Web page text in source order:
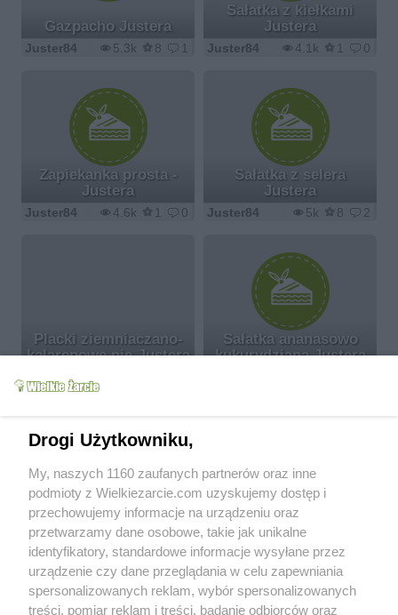
Gazpacho Justera
5.3k 8 1
Juster84
Sałatka z kiełkami
Justera
4.1k 1 0
Juster84
Zapiekanka prosta -
Justera
4.6k 1 0
Juster84
Sałatka z selera
Justera
5k 8 2
Juster84
Placki ziemniaczano-
kalarepowe nie-Justera
Juster84
Sałatka ananasowo
kukurydziana Justera
Parę słów o sobie
Super strona, często z niej korzystam. Wasze przepisy są
smaczniaste, mam nadzieję że i moje się Wam spodobają ;)
Pozdrawiam
Od kiedy z nami:
2008-03-20
Status:
aktywny (offline)
Drogi Użytkowniku,
My, naszych 1160 zaufanych partnerów oraz inne
podmioty z Wielkiezarcie.com uzyskujemy dostęp i
przechowujemy informacje na urządzeniu oraz
przetwarzamy dane osobowe, takie jak unikalne
identyfikatory, standardowe informacje wysyłane przez
urządzenie czy dane przeglądania w celu zapewniania
spersonalizowanych reklam, wybór spersonalizowanych
treści, pomiar reklam i treści, badanie odbiorców oraz